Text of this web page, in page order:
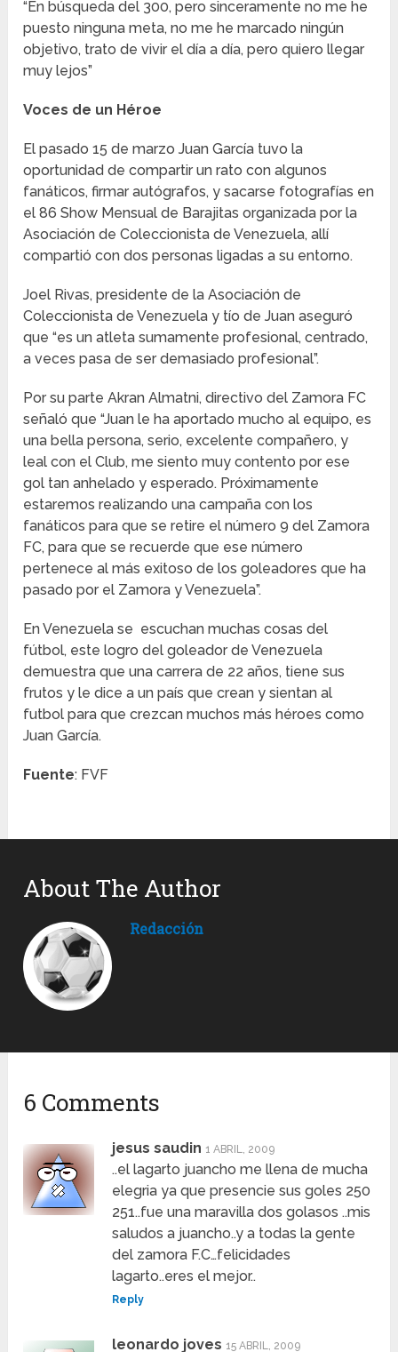
“En búsqueda del 300, pero sinceramente no me he
puesto ninguna meta, no me he marcado ningún
objetivo, trato de vivir el día a día, pero quiero llegar
muy lejos”
Voces de un Héroe
El pasado 15 de marzo Juan García tuvo la
oportunidad de compartir un rato con algunos
fanáticos, firmar autógrafos, y sacarse fotografías en
el 86 Show Mensual de Barajitas organizada por la
Asociación de Coleccionista de Venezuela, allí
compartió con dos personas ligadas a su entorno.
Joel Rivas, presidente de la Asociación de
Coleccionista de Venezuela y tío de Juan aseguró
que “es un atleta sumamente profesional, centrado,
a veces pasa de ser demasiado profesional”.
Por su parte Akran Almatni, directivo del Zamora FC
señaló que “Juan le ha aportado mucho al equipo, es
una bella persona, serio, excelente compañero, y
leal con el Club, me siento muy contento por ese
gol tan anhelado y esperado. Próximamente
estaremos realizando una campaña con los
fanáticos para que se retire el número 9 del Zamora
FC, para que se recuerde que ese número
pertenece al más exitoso de los goleadores que ha
pasado por el Zamora y Venezuela”.
En Venezuela se escuchan muchas cosas del
fútbol, este logro del goleador de Venezuela
demuestra que una carrera de 22 años, tiene sus
frutos y le dice a un país que crean y sientan al
futbol para que crezcan muchos más héroes como
Juan García.
Fuente: FVF
About The Author
Redacción
6 Comments
jesus saudin 1 ABRIL, 2009
..el lagarto juancho me llena de mucha
elegria ya que presencie sus goles 250
251..fue una maravilla dos golasos ..mis
saludos a juancho..y a todas la gente
del zamora F.C…felicidades
lagarto..eres el mejor..
Reply
leonardo joves 15 ABRIL, 2009